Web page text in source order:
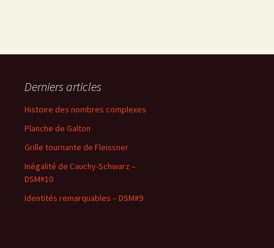
Derniers articles
Histoire des nombres complexes
Planche de Galton
Grille tournante de Fleissner
Inégalité de Cauchy-Schwarz –
DSM#10
Identités remarquables – DSM#9